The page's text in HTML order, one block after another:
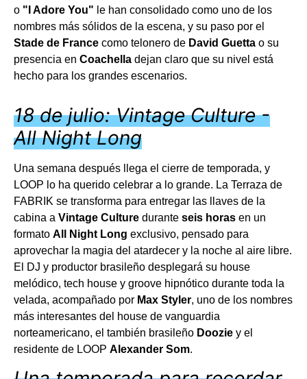
o "I Adore You" le han consolidado como uno de los
nombres más sólidos de la escena, y su paso por el
Stade de France como telonero de David Guetta o su
presencia en Coachella dejan claro que su nivel está
hecho para los grandes escenarios.
18 de julio: Vintage Culture -
All Night Long
Una semana después llega el cierre de temporada, y
LOOP lo ha querido celebrar a lo grande. La Terraza de
FABRIK se transforma para entregar las llaves de la
cabina a Vintage Culture durante seis horas en un
formato All Night Long exclusivo, pensado para
aprovechar la magia del atardecer y la noche al aire libre.
El DJ y productor brasileño desplegará su house
melódico, tech house y groove hipnótico durante toda la
velada, acompañado por Max Styler, uno de los nombres
más interesantes del house de vanguardia
norteamericano, el también brasileño Doozie y el
residente de LOOP Alexander Som.